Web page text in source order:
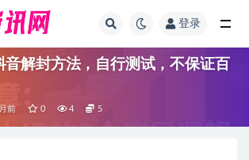
登录
音解封方法，自行测试，不保证百
前 0 4 5